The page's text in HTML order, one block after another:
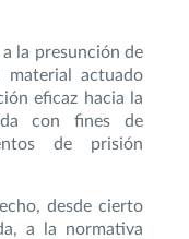
la presunción de
material actuado
eficaz hacia la
con fines de
de prisión
desde cierto
a la normativa